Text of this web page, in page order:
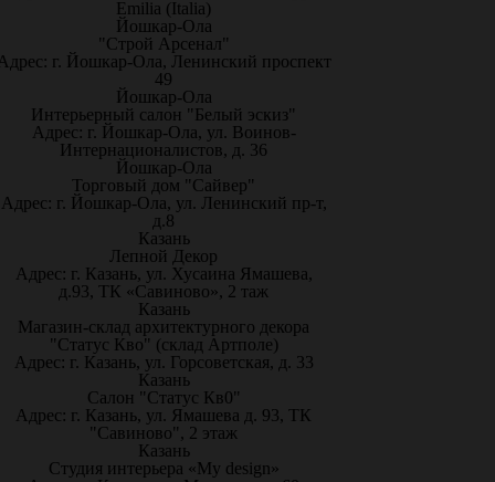
Emilia (Italia)
Йошкар-Ола
"Строй Арсенал"
г. Йошкар-Ола, Ленинский проспект
49
Йошкар-Ола
Интерьерный салон "Белый эскиз"
Адрес: г. Йошкар-Ола, ул. Воинов-
Интернационалистов, д. 36
Йошкар-Ола
Торговый дом "Сайвер"
Адрес: г. Йошкар-Ола, ул. Ленинский пр-т,
д.8
Казань
Лепной Декор
Адрес: г. Казань, ул. Хусаина Ямашева,
д.93, ТК «Савиново», 2 таж
Казань
Магазин-склад архитектурного декора
"Статус Кво" (склад Артполе)
Адрес: г. Казань, ул. Горсоветская, д. 33
Казань
Салон "Статус Кв0"
Адрес: г. Казань, ул. Ямашева д. 93, ТК
"Савиново", 2 этаж
Казань
Студия интерьера «My design»